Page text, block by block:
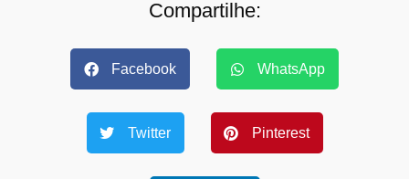
Compartilhe:
Facebook WhatsApp
Twitter Pinterest